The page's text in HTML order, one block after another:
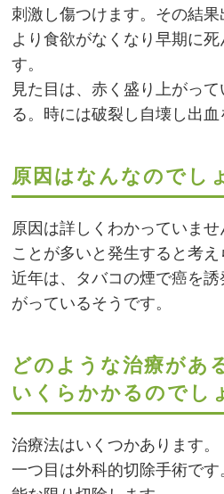
刺激し傷つけます。その結
より食欲がなくなり早期に
す。
見た目は、赤く盛り上がっ
る。時には破裂し自壊し出血
原因はなんなのでし
原因は詳しくわかっていま
ことが多いと発生すると考え
近年は、タバコの煙で癌を
がっているそうです。
どのような治療があ
いくらかかるのでし
治療法はいくつかあります。
一つ目は外科的切除手術で